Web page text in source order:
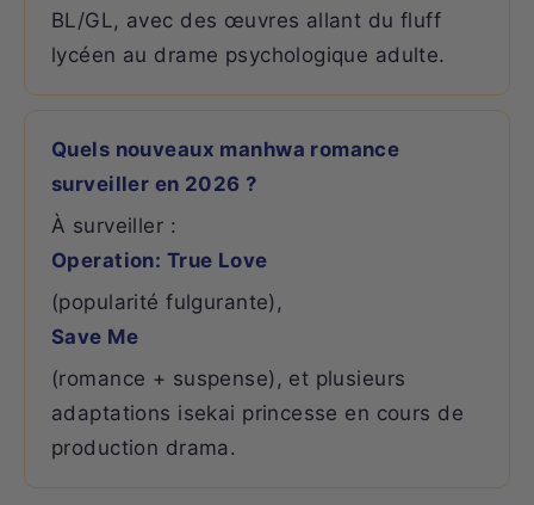
BL/GL, avec des œuvres allant du fluff
lycéen au drame psychologique adulte.
Quels nouveaux manhwa romance
surveiller en 2026 ?
À surveiller :
Operation: True Love
(popularité fulgurante),
Save Me
(romance + suspense), et plusieurs
adaptations isekai princesse en cours de
production drama.